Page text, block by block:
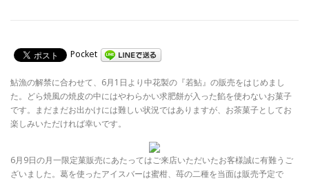
Pocket
鮎漁の解禁に合わせて、6月1日より中花製の『若鮎』の販売をはじめまし
た。どら焼風の焼皮の中にはやわらかい求肥餅が入った餡を使わないお菓子
です。まだまだお出かけには難しい状況ではありますが、お茶菓子としてお
楽しみいただければ幸いです。
6月9日の月一限定菓販売にあたってはご来店いただいたお客様誠に有難うご
ざいました。葛を使ったアイスバーは蜜柑、苺の二種を当面は販売予定で